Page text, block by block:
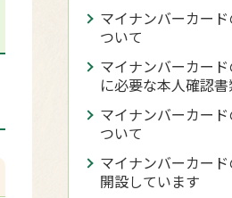
マイナンバーカー
ついて
マイナンバーカー
に必要な本人確認
マイナンバーカー
ついて
マイナンバーカー
開設しています